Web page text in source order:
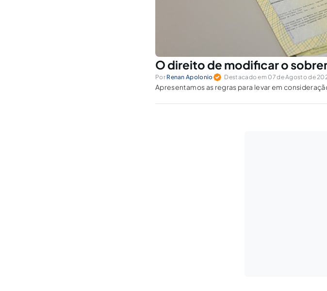
O direito de modificar o
Por Renan Apolonio Destacado em 07 de Agosto de
Apresentamos as regras para levar em